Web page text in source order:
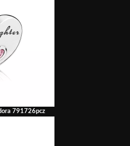
791726pcz